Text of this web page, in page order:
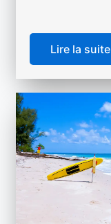
Lire la suite